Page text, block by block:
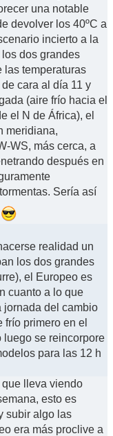
una notable
devolver los 40ºC a
incierto a la
dos grandes
las temperaturas
cara al día 11 y
(aire frío hacia el
el N de África), el
meridiana,
WS, más cerca, a
después en
Sería así
realidad un
los dos grandes
el Europeo es
cuanto a lo que
jornada del cambio
primero en el
luego se reincorpore
para las 12 h
lleva viendo
esto es
subir algo las
era más proclive a